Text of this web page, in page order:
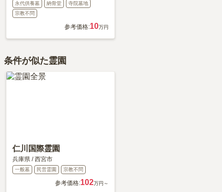
永代供養墓 納骨堂
寺院墓地
宗教不問
参考価格:10万円
条件が似た霊園
仁川国際霊園
兵庫県 /西宮市
一般墓 民営霊園 宗教不問
参考価格:102万円～